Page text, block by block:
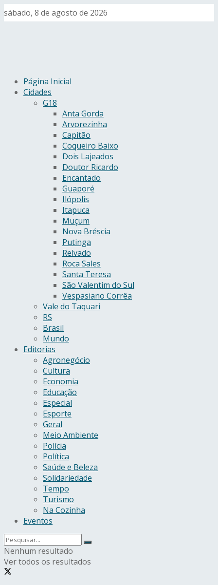
sábado, 8 de agosto de 2026
Página Inicial
Cidades
G18
Anta Gorda
Arvorezinha
Capitão
Coqueiro Baixo
Dois Lajeados
Doutor Ricardo
Encantado
Guaporé
Ilópolis
Itapuca
Muçum
Nova Bréscia
Putinga
Relvado
Roca Sales
Santa Teresa
São Valentim do Sul
Vespasiano Corrêa
Vale do Taquari
RS
Brasil
Mundo
Editorias
Agronegócio
Cultura
Economia
Educação
Especial
Esporte
Geral
Meio Ambiente
Polícia
Política
Saúde e Beleza
Solidariedade
Tempo
Turismo
Na Cozinha
Eventos
Nenhum resultado
Ver todos os resultados